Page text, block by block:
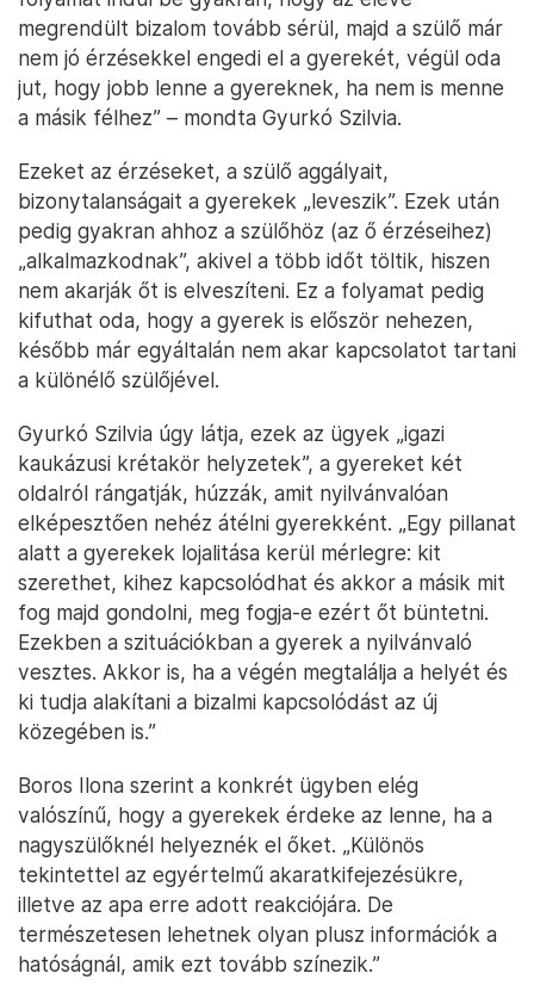
megrendült bizalom tovább sérül, majd a szülő már
nem jó érzésekkel engedi el a gyerekét, végül oda
jut, hogy jobb lenne a gyereknek, ha nem is menne
a másik félhez” – mondta Gyurkó Szilvia.
Ezeket az érzéseket, a szülő aggályait,
bizonytalanságait a gyerekek „leveszik”. Ezek után
pedig gyakran ahhoz a szülőhöz (az ő érzéseihez)
„alkalmazkodnak”, akivel a több időt töltik, hiszen
nem akarják őt is elveszíteni. Ez a folyamat pedig
kifuthat oda, hogy a gyerek is először nehezen,
később már egyáltalán nem akar kapcsolatot tartani
a különélő szülőjével.
Gyurkó Szilvia úgy látja, ezek az ügyek „igazi
kaukázusi krétakör helyzetek”, a gyereket két
oldalról rángatják, húzzák, amit nyilvánvalóan
elképesztően nehéz átélni gyerekként. „Egy pillanat
alatt a gyerekek lojalitása kerül mérlegre: kit
szerethet, kihez kapcsolódhat és akkor a másik mit
fog majd gondolni, meg fogja-e ezért őt büntetni.
Ezekben a szituációkban a gyerek a nyilvánvaló
vesztes. Akkor is, ha a végén megtalálja a helyét és
ki tudja alakítani a bizalmi kapcsolódást az új
közegében is.”
Boros Ilona szerint a konkrét ügyben elég
valószínű, hogy a gyerekek érdeke az lenne, ha a
nagyszülőknél helyeznék el őket. „Különös
tekintettel az egyértelmű akaratkifejezésükre,
illetve az apa erre adott reakciójára. De
természetesen lehetnek olyan plusz információk a
hatóságnál, amik ezt tovább színezik.”